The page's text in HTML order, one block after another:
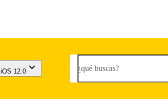
iOS 12.0 ¿qué buscas?